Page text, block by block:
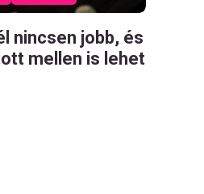
nincsen jobb, és
mellen is lehet